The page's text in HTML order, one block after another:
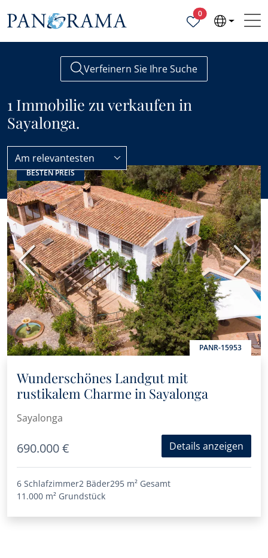
0Ausgewählte
Verfeinern Sie Ihre Suche
1 Immobilie zu verkaufen in
Sayalonga.
Alle Immobilien zum Verkauf Sayalonga
Am relevantesten
BESTEN PREIS
PANR-15953
Vorherige
Wunderschönes Landgut mit
rustikalem Charme in Sayalonga
Sayalonga
690.000 € Details anzeigen
6 Schlafzimmer2 Bäder295 m² Gesamt
11.000 m² Grundstück